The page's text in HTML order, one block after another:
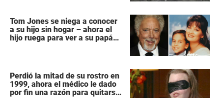
Tom Jones se niega a conocer
a su hijo sin hogar – ahora el
hijo ruega para ver a su papá
Perdió la mitad de su rostro en
1999, ahora el médico le dado
por fin una razón para quitarse